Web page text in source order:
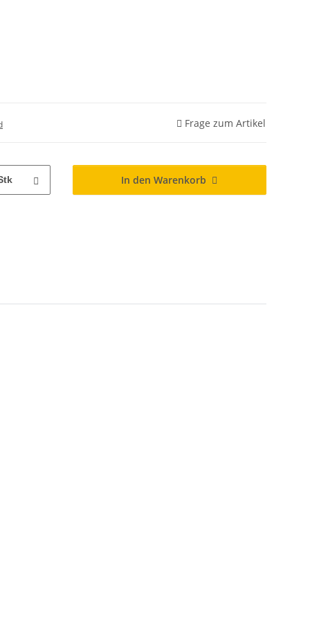
Frage zum Artikel
In den Warenkorb